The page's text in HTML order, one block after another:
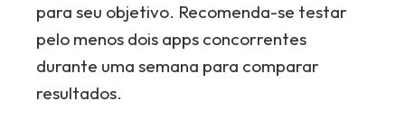
para seu objetivo. Recomenda-se testar
pelo menos dois apps concorrentes
durante uma semana para comparar
resultados.